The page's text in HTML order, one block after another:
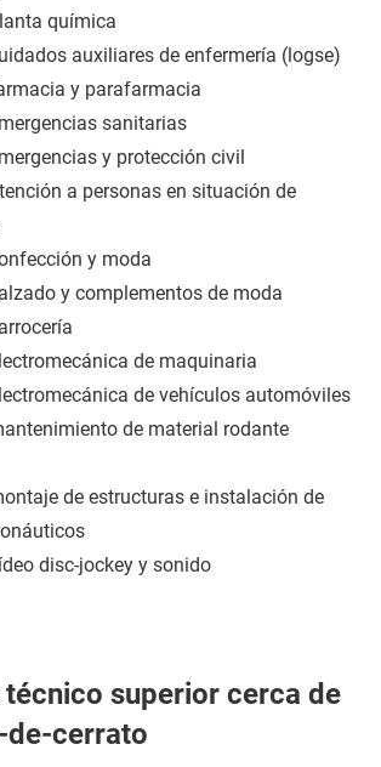
química
auxiliares de enfermería (logse)
y parafarmacia
sanitarias
y protección civil
a personas en situación de
y moda
y complementos de moda
de maquinaria
de vehículos automóviles
de material rodante
de estructuras e instalación de
disc-jockey y sonido
técnico superior cerca de
de-cerrato